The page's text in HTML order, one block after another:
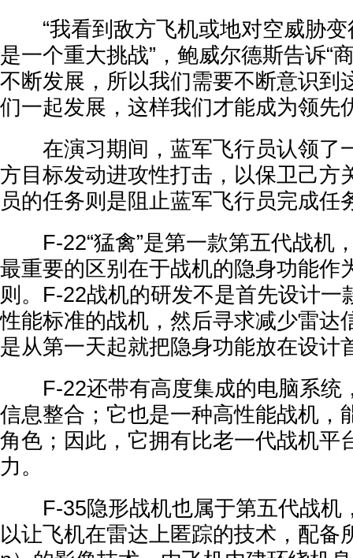
“我看到敌方飞机或地对空威胁变
是一个重大挑战”，鲍威尔德斯告诉“
不断发展，所以我们需要不断意识到
们一起发展，这样我们才能成为领先
在演习期间，蓝军飞行员认领了
方目标发动进攻性打击，以保卫己方
员的任务则是阻止蓝军飞行员完成任
F-22“猛禽”是第一款第五代战机
最重要的区别在于战机的隐身功能作
则。F-22战机的研发不是首先设计一
性能标准的战机，然后寻求减少雷达
是从第一天起就把隐身功能放在设计
F-22还带有高度集成的电脑系统
信息整合；它也是一种高性能战机，
角色；因此，它拥有比老一代战机平
力。
F-35隐形战机也属于第五代战机
以让飞机在雷达上匿踪的技术，配备